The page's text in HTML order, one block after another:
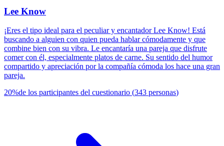
Lee Know
¡Eres el tipo ideal para el peculiar y encantador Lee Know! Está
buscando a alguien con quien pueda hablar cómodamente y que
combine bien con su vibra. Le encantaría una pareja que disfrute
comer con él, especialmente platos de carne. Su sentido del humor
compartido y apreciación por la compañía cómoda los hace una gran
pareja.
20%de los participantes del cuestionario (343 personas)